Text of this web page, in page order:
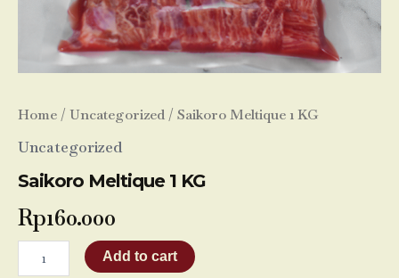
Home / Uncategorized / Saikoro Meltique 1 KG
Uncategorized
Saikoro Meltique 1 KG
Rp160.000
Add to cart